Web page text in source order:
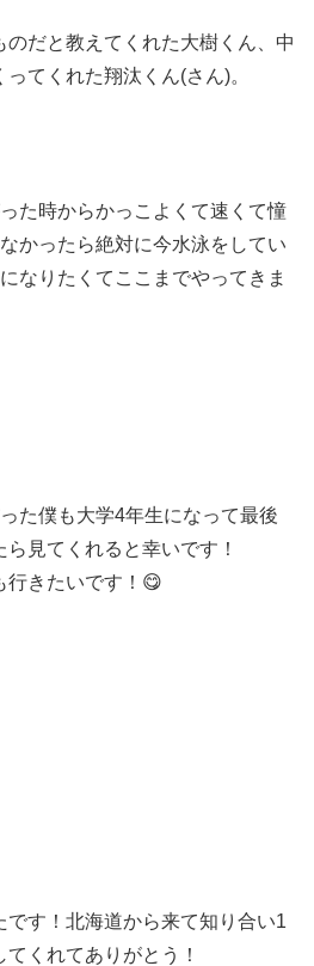
だと教えてくれた大樹くん、中
てくれた翔汰くん(さん)。
た時からかっこよくて速くて憧
かったら絶対に今水泳をしてい
なりたくてここまでやってきま
た僕も大学4年生になって最後
見てくれると幸いです！
行きたいです！😋
す！北海道から来て知り合い1
くれてありがとう！